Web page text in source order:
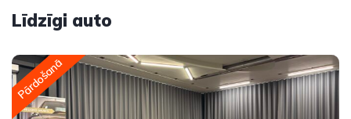
Līdzīgi auto
Pārdošanā